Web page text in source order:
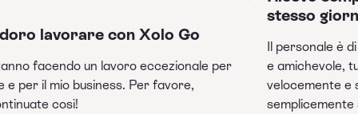
lavorare con Xolo Go
un lavoro eccezionale per
il mio business. Per favore,
così!
stesso giorno
Il personale è di alto
e amichevole, tutto
velocemente e
semplicemente